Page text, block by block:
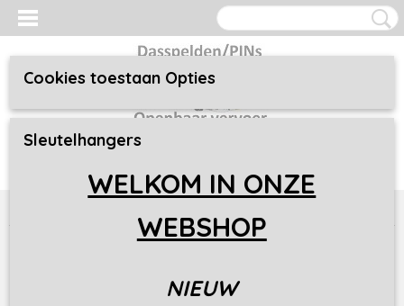
Inloggen Registreren
Cookies toestaan Opties
Sleutelhangers
WELKOM IN ONZE
WEBSHOP
NIEUW